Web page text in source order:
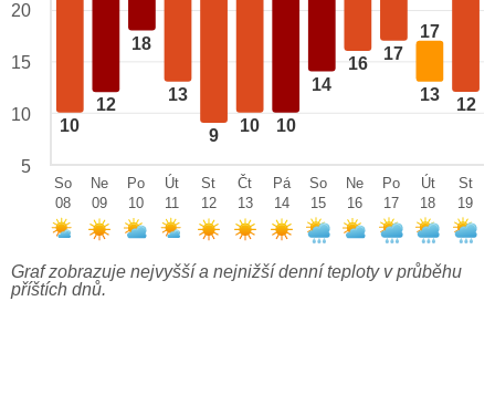
10
12
18
13
9
10 10
14
16
17
17
13
12
20
15
10
5
So
08
Ne
09
Po
10
Út
11
St
12
Čt
13
Pá
14
So
15
Ne
16
Po
17
Út
18
St
19
Graf zobrazuje nejvyšší a nejnižší denní teploty v průběhu
příštích dnů.